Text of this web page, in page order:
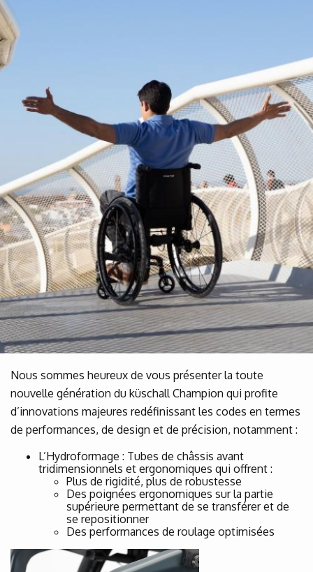
Nous sommes heureux de vous présenter la toute
nouvelle génération du küschall Champion qui profite
d’innovations majeures redéfinissant les codes en termes
de performances, de design et de précision, notamment :
L’Hydroformage : Tubes de châssis avant
tridimensionnels et ergonomiques qui offrent :
Plus de rigidité, plus de robustesse
Des poignées ergonomiques sur la partie
supérieure permettant de se transférer et de
se repositionner
Des performances de roulage optimisées